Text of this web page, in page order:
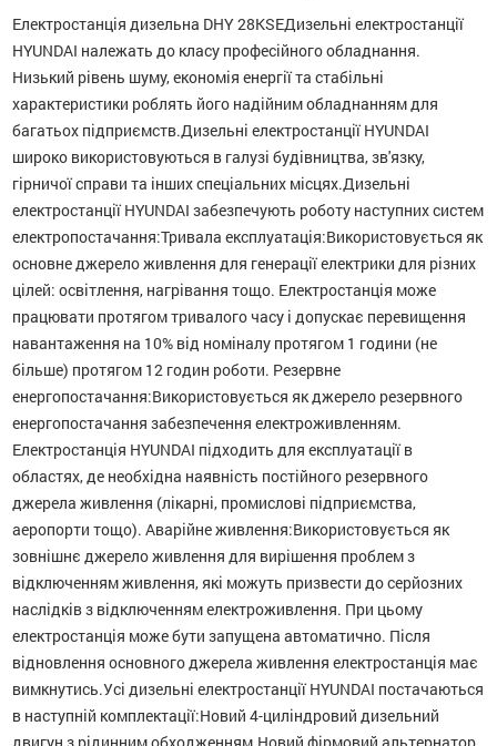
Електростанція дизельна DHY 28KSEДизельні електростанції
HYUNDAI належать до класу професійного обладнання.
Низький рівень шуму, економія енергії та стабільні
характеристики роблять його надійним обладнанням для
багатьох підприємств.Дизельні електростанції HYUNDAI
широко використовуються в галузі будівництва, зв'язку,
гірничої справи та інших спеціальних місцях.Дизельні
електростанції HYUNDAI забезпечують роботу наступних систем
електропостачання:Тривала експлуатація: Використовується як
основне джерело живлення для генерації електрики для різних
цілей: освітлення, нагрівання тощо. Електростанція може
працювати протягом тривалого часу і допускає перевищення
навантаження на 10% від номіналу протягом 1 години (не
більше) протягом 12 годин роботи. Резервне
енергопостачання:Використовується як джерело резервного
енергопостачання забезпечення електроживленням.
Електростанція HYUNDAI підходить для експлуатації в
областях, де необхідна наявність постійного резервного
джерела живлення (лікарні, промислові підприємства,
аеропорти тощо). Аварійне живлення:Використовується як
зовнішнє джерело живлення для вирішення проблем з
відключенням живлення, які можуть призвести до серйозних
наслідків з відключенням електроживлення. При цьому
електростанція може бути запущена автоматично. Після
відновлення основного джерела живлення електростанція має
вимкнутись.Усі дизельні електростанції HYUNDAI постачаються
в наступній комплектації:Новий 4-циліндровий дизельний